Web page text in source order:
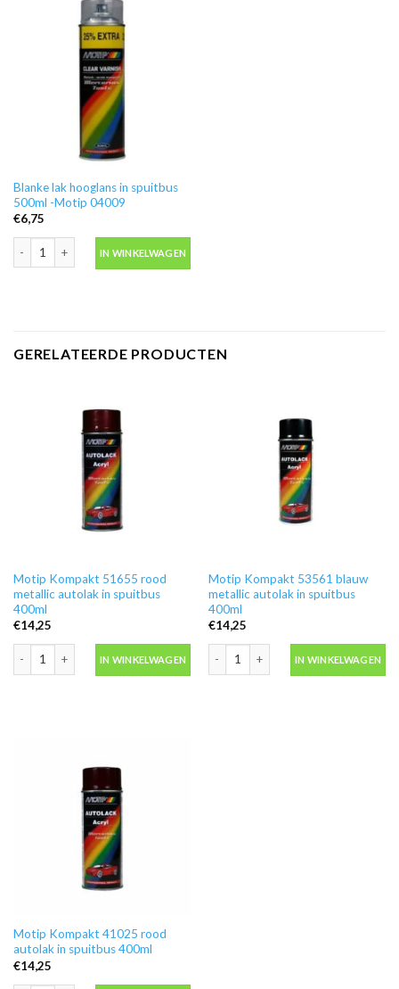
Blanke lak hooglans in spuitbus
500ml -Motip 04009
€6,75
Blanke lak hooglans in spuitbus 500ml -Motip 04009 aantal
IN WINKELWAGEN
GERELATEERDE PRODUCTEN
Motip Kompakt 51655 rood
metallic autolak in spuitbus
400ml
€14,25
Motip Kompakt 51655 rood metallic autolak in spuitbus 400ml aantal
IN WINKELWAGEN
Motip Kompakt 53561 blauw
metallic autolak in spuitbus
400ml
€14,25
Motip Kompakt 53561 blauw
IN WINKELWAGEN
Motip Kompakt 41025 rood
autolak in spuitbus 400ml
€14,25